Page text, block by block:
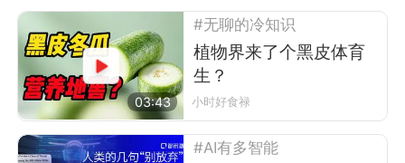
03:43
#无聊的冷知识
植物界来了个黑皮体育
生？
小时好食禄
#AI有多智能